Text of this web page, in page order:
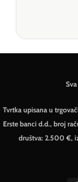
Tvrtka upisana u
Erste banci d.d., broj
društva: 2.500 €,